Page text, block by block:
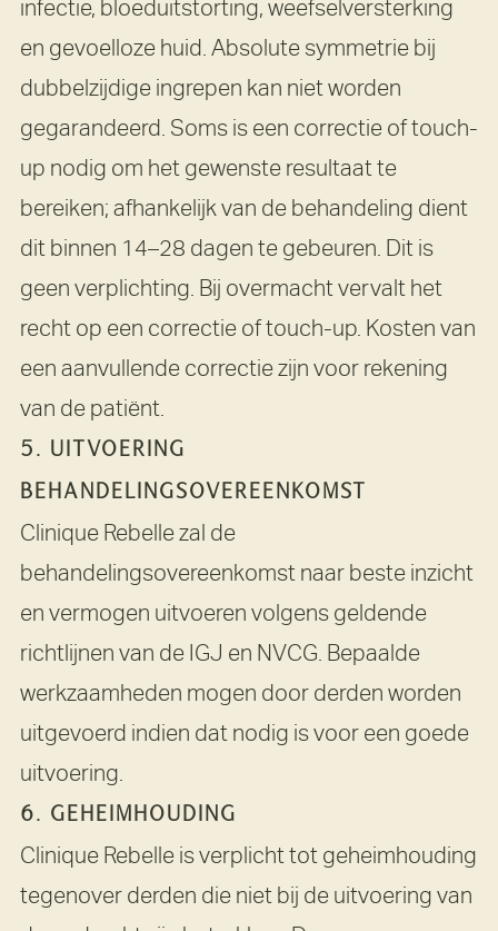
infectie, bloeduitstorting, weefselversterking
en gevoelloze huid. Absolute symmetrie bij
dubbelzijdige ingrepen kan niet worden
gegarandeerd. Soms is een correctie of touch-
up nodig om het gewenste resultaat te
bereiken; afhankelijk van de behandeling dient
dit binnen 14–28 dagen te gebeuren. Dit is
geen verplichting. Bij overmacht vervalt het
recht op een correctie of touch-up. Kosten van
een aanvullende correctie zijn voor rekening
van de patiënt.
5. UITVOERING
BEHANDELINGSOVEREENKOMST
Clinique Rebelle zal de
behandelingsovereenkomst naar beste inzicht
en vermogen uitvoeren volgens geldende
richtlijnen van de IGJ en NVCG. Bepaalde
werkzaamheden mogen door derden worden
uitgevoerd indien dat nodig is voor een goede
uitvoering.
6. GEHEIMHOUDING
Clinique Rebelle is verplicht tot geheimhouding
tegenover derden die niet bij de uitvoering van